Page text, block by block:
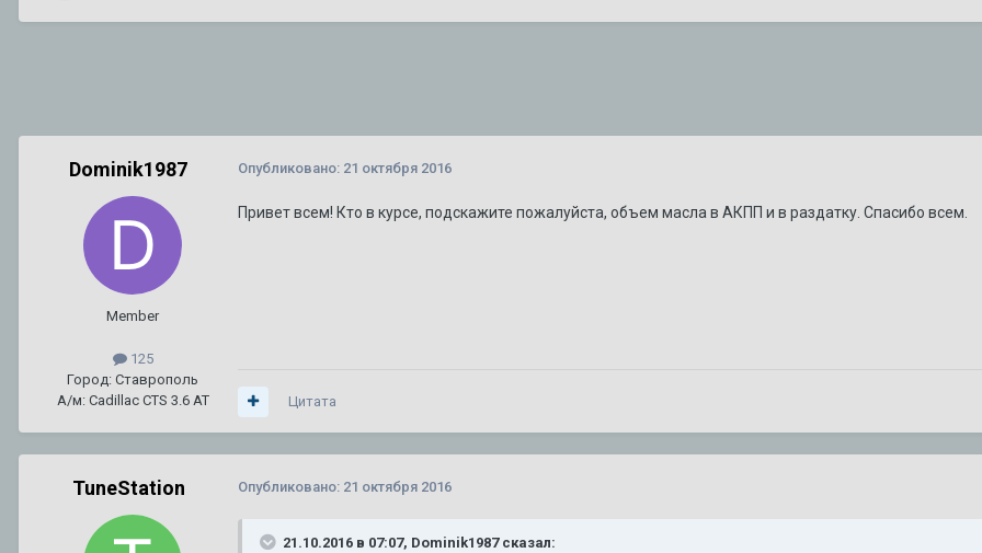
Планирую продажу уникального BLS
Автор: DeathRow ,11 июля
ТО XT5 1 2 3
Автор: 1 августа 2017
92 или 95 - что лучше ???
Dominik1987
Member
125
Город: Ставрополь
А/м: Cadillac CTS 3.6 AT
Опубликовано: 21 октября 2016
Привет всем! Кто в курсе, подскажите пожалуйста, объем масла в АКПП и в раздатку. Спасибо всем.
Цитата
TuneStation Опубликовано: 21 октября 2016
21.10.2016 в 07:07, Dominik1987 сказал: